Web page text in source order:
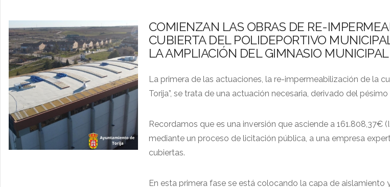
COMIENZAN LAS OBRAS DE RE-
CUBIERTA DEL POLIDEPORTIVO
LA AMPLIACIÓN DEL GIMNASIO MUNICIPAL
La primera de las actuaciones, la re-impermeabilización de la
Torija”, se trata de una actuación necesaria, derivado del
Recordamos que es una inversión que asciende a 161.808,37€
mediante un proceso de licitación pública, a una empresa
cubiertas.
En esta primera fase se está colocando la capa de aislamiento